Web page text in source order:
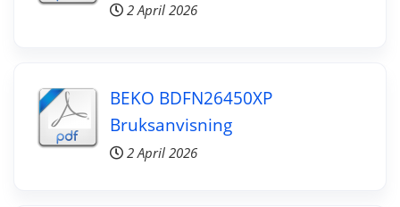
2 April 2026
BEKO BDFN26450XP
Bruksanvisning
2 April 2026